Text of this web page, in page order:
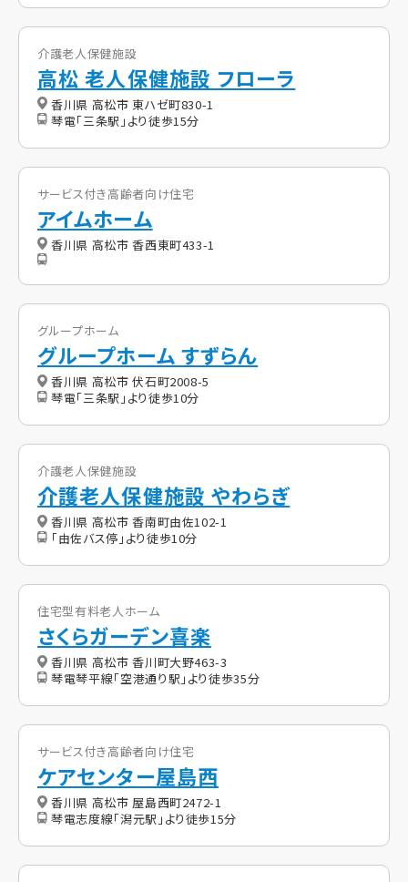
介護老人保健施設
高松 老人保健施設 フローラ
香川県 高松市 東ハゼ町830-1
琴電「三条駅」より徒歩15分
サービス付き高齢者向け住宅
アイムホーム
香川県 高松市 香西東町433-1
グループホーム
グループホーム すずらん
香川県 高松市 伏石町2008-5
琴電「三条駅」より徒歩10分
介護老人保健施設
介護老人保健施設 やわらぎ
香川県 高松市 香南町由佐102-1
「由佐バス停」より徒歩10分
住宅型有料老人ホーム
さくらガーデン喜楽
香川県 高松市 香川町大野463-3
琴電琴平線「空港通り駅」より徒歩35分
サービス付き高齢者向け住宅
ケアセンター屋島西
香川県 高松市 屋島西町2472-1
琴電志度線「潟元駅」より徒歩15分